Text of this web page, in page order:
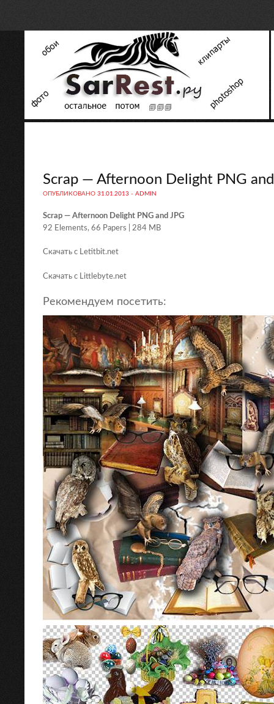
Scrap — Afternoon Delight PNG and
ОПУБЛИКОВАНО 31.01.2013 - ADMIN
Scrap — Afternoon Delight PNG and JPG
92 Elements, 66 Papers | 284 MB
Скачать с Letitbit.net
Скачать с Littlebyte.net
Рекомендуем посетить: